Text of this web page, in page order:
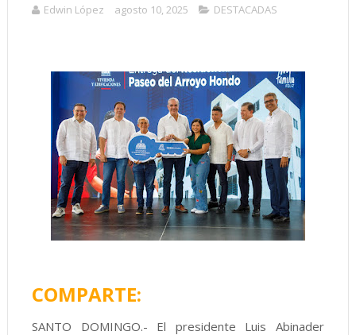
Edwin López agosto 10, 2025 DESTACADAS
COMPARTE:
SANTO DOMINGO.- El presidente Luis Abinader